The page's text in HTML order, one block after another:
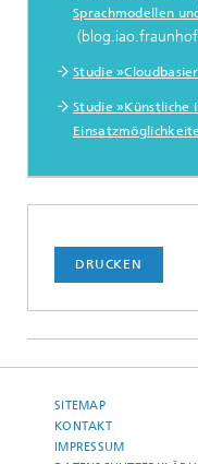
Sprachmodellen
Studie
Studie »Künstliche
DRUCKEN
SITEMAP
KONTAKT
IMPRESSUM